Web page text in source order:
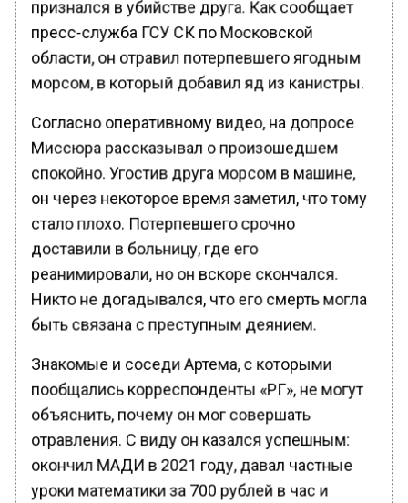
пресс-служба ГСУ СК по Московской
области, он отравил потерпевшего ягодным
морсом, в который добавил яд из канистры.
Согласно оперативному видео, на допросе
Миссюра рассказывал о произошедшем
спокойно. Угостив друга морсом в машине,
он через некоторое время заметил, что тому
стало плохо. Потерпевшего срочно
доставили в больницу, где его
реанимировали, но он вскоре скончался.
Никто не догадывался, что его смерть могла
быть связана с преступным деянием.
Знакомые и соседи Артема, с которыми
пообщались корреспонденты «РГ», не могут
объяснить, почему он мог совершать
отравления. С виду он казался успешным:
окончил МАДИ в 2021 году, давал частные
уроки математики за 700 рублей в час и